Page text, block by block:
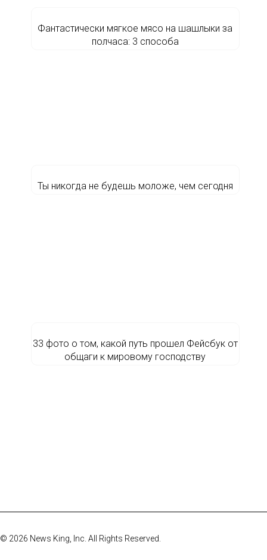
Фантастически мягкое мясо на шашлыки за
полчаса: 3 способа
Ты никогда не будешь моложе, чем сегодня
33 фото о том, какой путь прошел Фейсбук от
общаги к мировому господству
© 2026 News King, Inc. All Rights Reserved.